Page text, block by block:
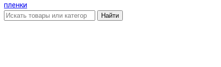
пленки
Найти